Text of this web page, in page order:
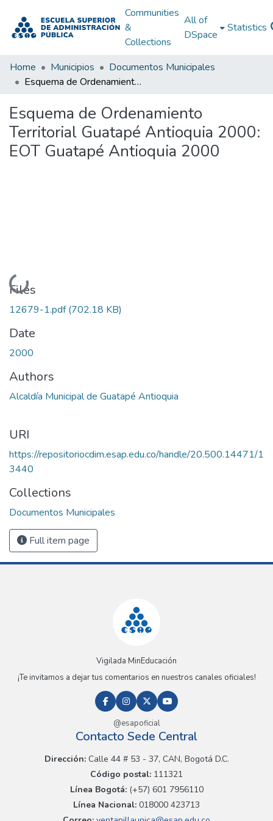
Communities
&
Collections
All of
DSpace
Statistics
Home Municipios
Documentos Municipales
Esquema de Ordenamiento Territorial Guatapé Antioquia 2000: EOT Guatapé Antioquia 2000
Esquema de Ordenamiento
Territorial Guatapé Antioquia 2000:
EOT Guatapé Antioquia 2000
Loading...
Files
12679-1.pdf(702.18 KB)
Date
2000
Authors
Alcaldía Municipal de Guatapé Antioquia
URI
https://repositoriocdim.esap.edu.co/handle/20.500.14471/1
3440
Collections
Documentos Municipales
Full item page
Vigilada MinEducación
¡Te invitamos a dejar tus comentarios en nuestros canales oficiales!
@esapoficial
Contacto Sede Central
Dirección:Calle 44 # 53 - 37, CAN, Bogotá D.C.
Código postal: 111321
Línea Bogotá:(+57) 601 7956110
Línea Nacional: 018000 423713